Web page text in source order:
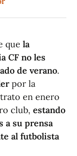
que la
CF no les
de verano.
por la
en enero
club, estando
a su prensa
al futbolista